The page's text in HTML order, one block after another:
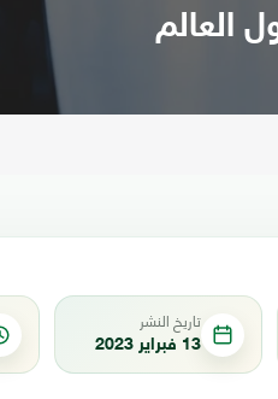
العالم
تاريخ النشر
13 فبراير 2023